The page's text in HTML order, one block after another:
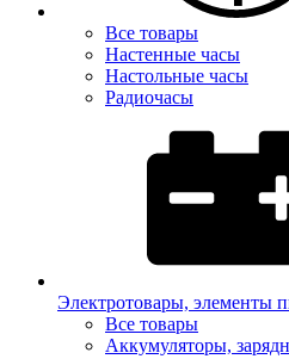
Все товары
Настенные часы
Настольные часы
Радиочасы
Электротовары, элементы
Все товары
Аккумуляторы,